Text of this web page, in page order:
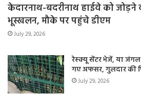
केदारनाथ-बदरीनाथ हाईवे को जोड़ने
भूस्खलन, मौके पर पहुंचे डीएम
July 29, 2026
रेस्क्यू सेंटर भेजें, या
गए अफसर, गुलदार की
July 29, 2026